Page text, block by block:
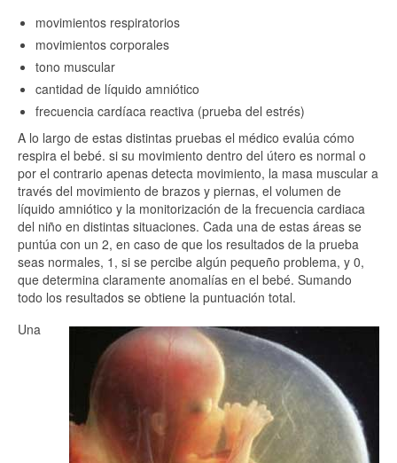
movimientos respiratorios
movimientos corporales
tono muscular
cantidad de líquido amniótico
frecuencia cardíaca reactiva (prueba del estrés)
A lo largo de estas distintas pruebas el médico evalúa cómo
respira el bebé. si su movimiento dentro del útero es normal o
por el contrario apenas detecta movimiento, la masa muscular a
través del movimiento de brazos y piernas, el volumen de
líquido amniótico y la monitorización de la frecuencia cardiaca
del niño en distintas situaciones. Cada una de estas áreas se
puntúa con un 2, en caso de que los resultados de la prueba
seas normales, 1, si se percibe algún pequeño problema, y 0,
que determina claramente anomalías en el bebé. Sumando
todo los resultados se obtiene la puntuación total.
Una